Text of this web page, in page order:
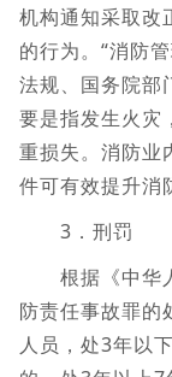
机构通知采取改
的行为。“消防
法规、国务院部
要是指发生火灾
重损失。消防
件可有效提升消
3．刑罚
根据《中华人
防责任事故罪的
人员，处3年以